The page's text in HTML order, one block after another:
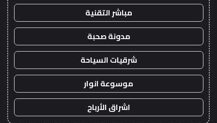
مباشر التقنية
مدونة صحبة
شرقيات السياحة
موسوعة انوار
اشراق الأرباح